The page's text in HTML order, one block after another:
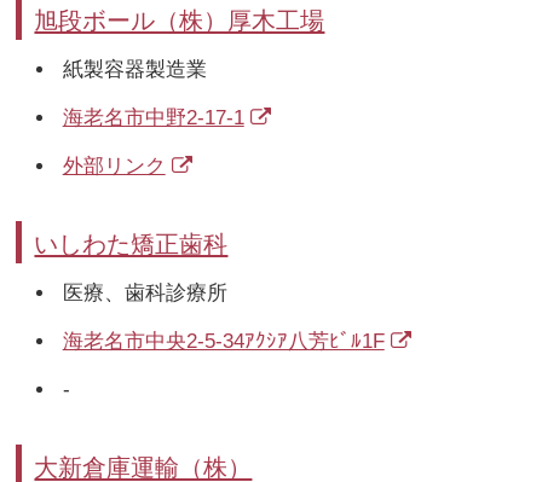
旭段ボール（株）厚木工場
紙製容器製造業
海老名市中野2-17-1
外部リンク
いしわた矯正歯科
医療、歯科診療所
海老名市中央2-5-34ｱｸｼｱ八芳ﾋﾞﾙ1F
-
大新倉庫運輸（株）